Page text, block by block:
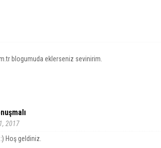
blogumuda eklerseniz sevinirim.
2017
Hoş geldiniz.